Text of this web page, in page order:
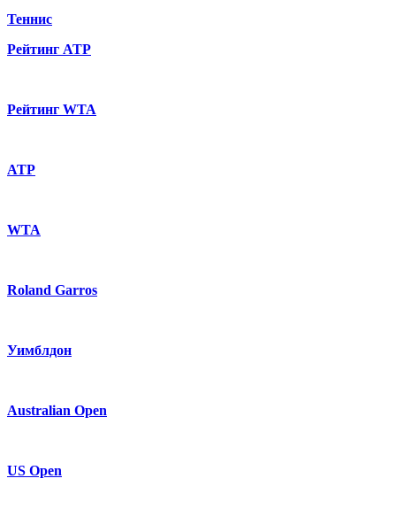
Теннис
Рейтинг ATP
Рейтинг WTA
ATP
WTA
Roland Garros
Уимблдон
Australian Open
US Open